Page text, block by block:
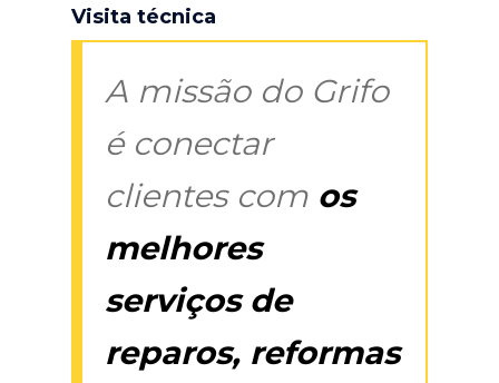
Visita técnica
A missão do Grifo
é conectar
clientes com os
melhores
serviços de
reparos, reformas